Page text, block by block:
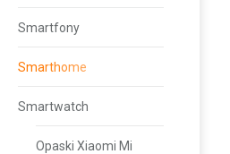
Smartfony
Smarthome
Smartwatch
Opaski Xiaomi Mi